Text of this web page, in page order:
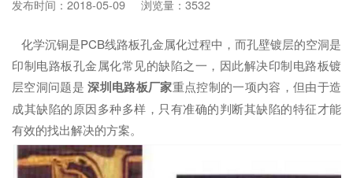
发布时间：2018-05-09 浏览量：3532
化学沉铜是PCB线路板孔金属化过程中，而孔壁镀层的空洞是
印制电路板孔金属化常见的缺陷之一，因此解决印制电路板镀
层空洞问题是深圳电路板厂家重点控制的一项内容，但由于造
成其缺陷的原因多种多样，只有准确的判断其缺陷的特征才能
有效的找出解决的方案。